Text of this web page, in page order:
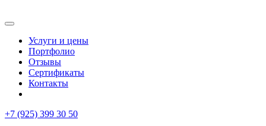
Услуги и цены
Портфолио
Отзывы
Сертификаты
Контакты
+7 (925) 399 30 50